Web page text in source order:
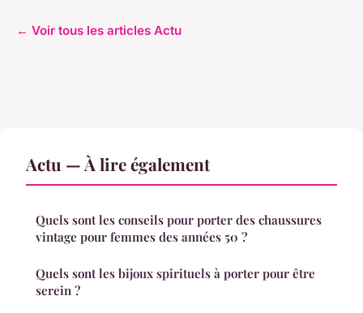
← Voir tous les articles Actu
Actu — À lire également
Quels sont les conseils pour porter des chaussures
vintage pour femmes des années 50 ?
Quels sont les bijoux spirituels à porter pour être
serein ?